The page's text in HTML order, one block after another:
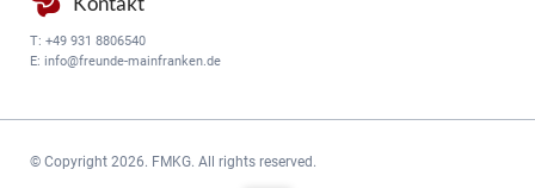
T: +49 931 8806540
E: info@freunde-mainfranken.de
© Copyright 2026. FMKG. All rights reserved.